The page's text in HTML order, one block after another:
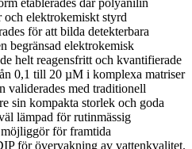
elektrokemiskt styrd
för att bilda detekterbara
begränsad elektrokemisk
helt reagensfritt och kvantifierade
0,1 till 20 µM i komplexa matriser
validerades med traditionell
sin kompakta storlek och goda
lämpad för rutinmässig
för framtida
för övervakning av vattenkvalitet.